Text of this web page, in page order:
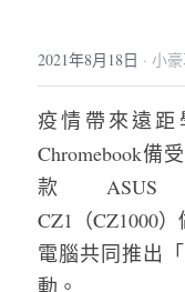
2021年8月18日 · 小
疫情帶來遠
Chromebook備
款ASUS
CZ1（CZ1000
電腦共同推出
動。